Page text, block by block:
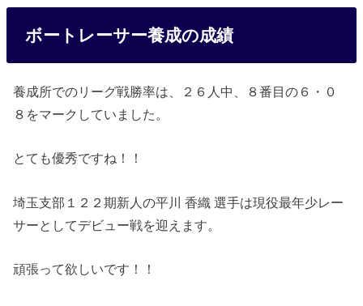
ボートレーサー養成の成績
養成所でのリーグ戦勝率は、２６人中、８番目の６・０
８をマークしていました。
とても優秀ですね！！
埼玉支部１２２期新人の平川 香織 選手は現役最年少レー
サーとしてデビュー戦を迎えます。
頑張って欲しいです！！